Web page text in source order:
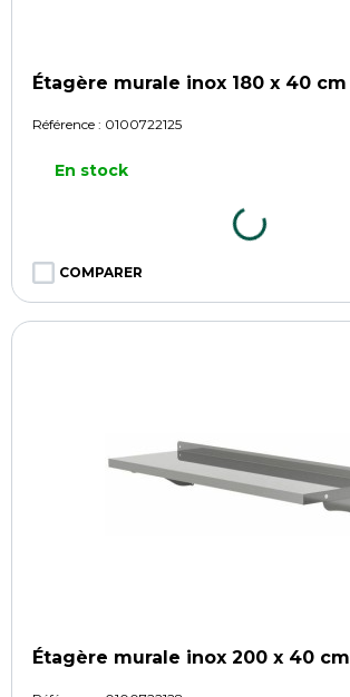
Étagère murale inox 180 x 40 cm
Référence : 0100722125
En stock
COMPARER
Étagère murale inox 200 x 40 cm